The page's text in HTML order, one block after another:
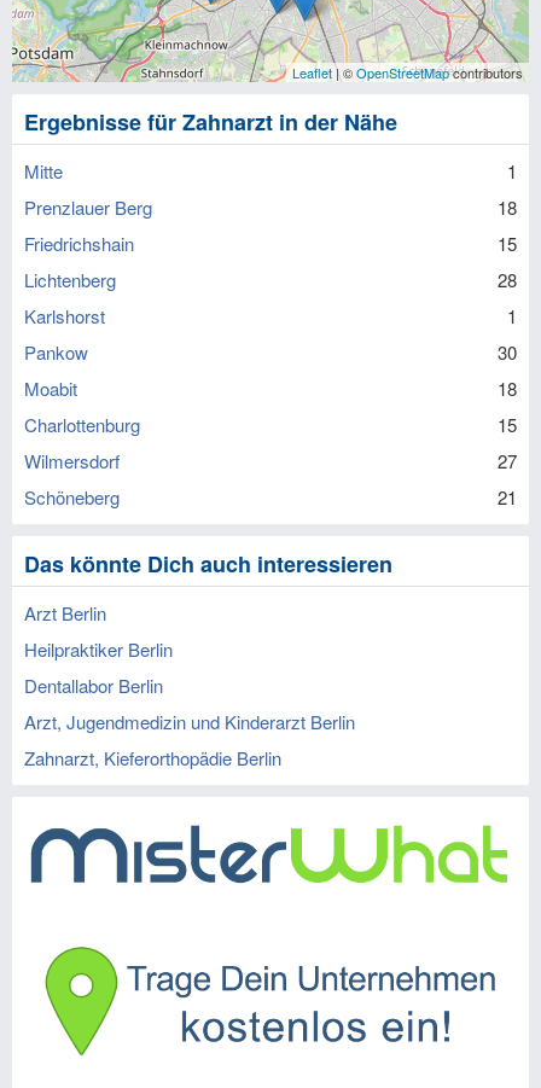
Leaflet| ©OpenStreetMapcontributors
Ergebnisse für Zahnarzt in der Nähe
Mitte
1
Prenzlauer Berg
18
Friedrichshain
15
Lichtenberg
28
Karlshorst
1
Pankow
30
Moabit
18
Charlottenburg
15
Wilmersdorf
27
Schöneberg
21
Das könnte Dich auch interessieren
Arzt Berlin
Heilpraktiker Berlin
Dentallabor Berlin
Arzt, Jugendmedizin und Kinderarzt Berlin
Zahnarzt, Kieferorthopädie Berlin